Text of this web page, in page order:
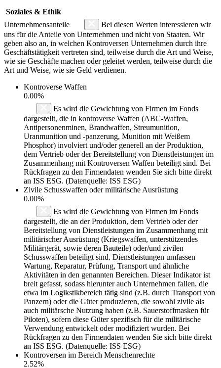
Soziales & Ethik
Unternehmensanteile
Bei diesen Werten interessieren wir
uns für die Anteile von Unternehmen und nicht von Staaten. Wir
geben also an, in welchen Kontroversen Unternehmen durch ihre
Geschäftstätigkeit vertreten sind, teilweise durch die Art und Weise,
wie sie Geschäfte machen oder geleitet werden, teilweise durch die
Art und Weise, wie sie Geld verdienen.
Kontroverse Waffen
0.00%
Es wird die Gewichtung von Firmen im Fonds
dargestellt, die in kontroverse Waffen (ABC-Waffen,
Antipersonenminen, Brandwaffen, Streumunition,
Uranmunition und -panzerung, Munition mit Weißem
Phosphor) involviert und/oder generell an der Produktion,
dem Vertrieb oder der Bereitstellung von Dienstleistungen im
Zusammenhang mit Kontroversen Waffen beteiligt sind. Bei
Rückfragen zu den Firmendaten wenden Sie sich bitte direkt
an ISS ESG. (Datenquelle: ISS ESG)
Zivile Schusswaffen oder militärische Ausrüstung
0.00%
Es wird die Gewichtung von Firmen im Fonds
dargestellt, die an der Produktion, dem Vertrieb oder der
Bereitstellung von Dienstleistungen im Zusammenhang mit
militärischer Ausrüstung (Kriegswaffen, unterstützendes
Militärgerät, sowie deren Bauteile) oder/und zivilen
Schusswaffen beteiligt sind. Dienstleistungen umfassen
Wartung, Reparatur, Prüfung, Transport und ähnliche
Aktivitäten in den genannten Bereichen. Dieser Indikator ist
breit gefasst, sodass hierunter auch Unternehmen fallen, die
etwa im Logikstikbereich tätig sind (z.B. durch Transport von
Panzern) oder die Güter produzieren, die sowohl zivile als
auch militärsche Nutzung haben (z.B. Sauerstoffmasken für
Piloten), sofern diese Güter spezifisch für die militärische
Verwendung entwickelt oder modifiziert wurden. Bei
Rückfragen zu den Firmendaten wenden Sie sich bitte direkt
an ISS ESG. (Datenquelle: ISS ESG)
Kontroversen im Bereich Menschenrechte
2.52%